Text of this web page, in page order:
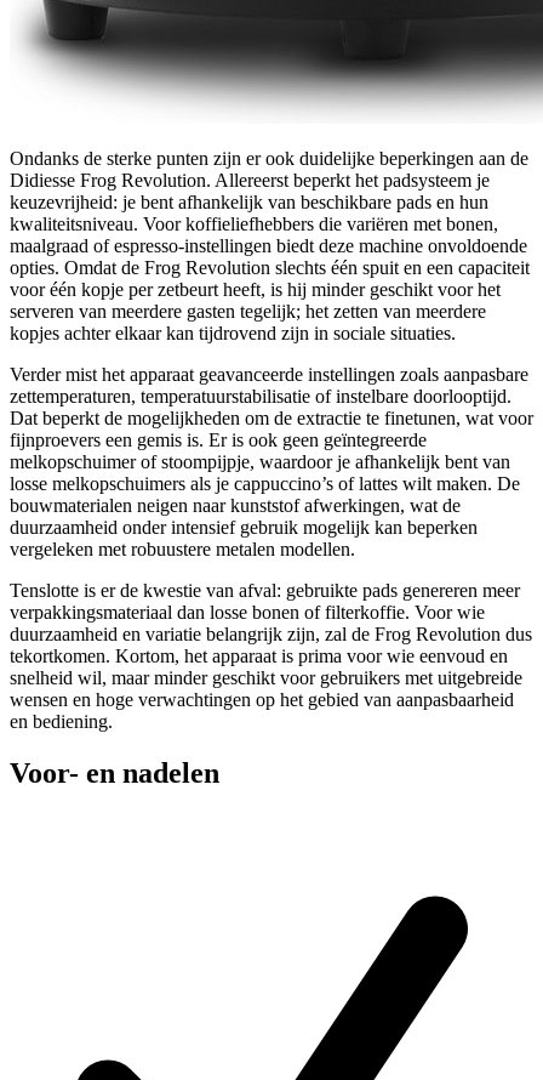
Ondanks de sterke punten zijn er ook duidelijke beperkingen aan de
Didiesse Frog Revolution. Allereerst beperkt het pad­systeem je
keuzevrijheid: je bent afhankelijk van beschikbare pads en hun
kwaliteitsniveau. Voor koffieliefhebbers die variëren met bonen,
maalgraad of espresso-instellingen biedt deze machine onvoldoende
opties. Omdat de Frog Revolution slechts één spuit en een capaciteit
voor één kopje per zetbeurt heeft, is hij minder geschikt voor het
serveren van meerdere gasten tegelijk; het zetten van meerdere
kopjes achter elkaar kan tijdrovend zijn in sociale situaties.
Verder mist het apparaat geavanceerde instellingen zoals aanpasbare
zettemperaturen, temperatuurstabilisatie of instelbare doorlooptijd.
Dat beperkt de mogelijkheden om de extractie te finetunen, wat voor
fijnproevers een gemis is. Er is ook geen geïntegreerde
melkopschuimer of stoompijpje, waardoor je afhankelijk bent van
losse melkopschuimers als je cappuccino’s of lattes wilt maken. De
bouwmaterialen neigen naar kunststof afwerkingen, wat de
duurzaamheid onder intensief gebruik mogelijk kan beperken
vergeleken met robuustere metalen modellen.
Tenslotte is er de kwestie van afval: gebruikte pads genereren meer
verpakkingsmateriaal dan losse bonen of filterkoffie. Voor wie
duurzaamheid en variatie belangrijk zijn, zal de Frog Revolution dus
tekortkomen. Kortom, het apparaat is prima voor wie eenvoud en
snelheid wil, maar minder geschikt voor gebruikers met uitgebreide
wensen en hoge verwachtingen op het gebied van aanpasbaarheid
en bediening.
Voor- en nadelen